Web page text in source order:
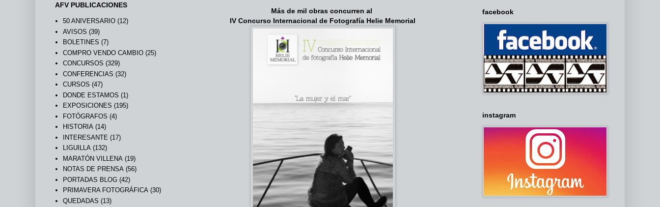
Más de mil obras concurren al
IV Concurso Internacional de Fotografía Helie Memorial
AFV PUBLICACIONES
50 ANIVERSARIO (12)
AVISOS (39)
BOLETINES (7)
COMPRO VENDO CAMBIO (25)
CONCURSOS (329)
CONFERENCIAS (32)
CURSOS (47)
DONDE ESTAMOS (1)
EXPOSICIONES (195)
FOTÓGRAFOS (4)
HISTORIA (14)
INTERESANTE (17)
LIGUILLA (132)
MARATÓN VILLENA (19)
NOTAS DE PRENSA (56)
PORTADAS BLOG (42)
PRIMAVERA FOTOGRÁFICA (30)
QUEDADAS (13)
facebook
instagram